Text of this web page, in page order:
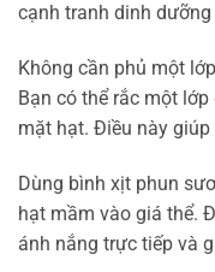
cạnh tranh dinh
Không cần phủ một
Bạn có thể rắc một
mặt hạt. Điều này
Dùng bình xịt phun
hạt mầm vào giá thể.
ánh nắng trực tiếp và